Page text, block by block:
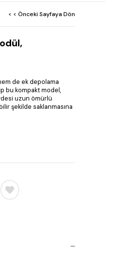
< < Önceki Sayfaya Dön
de ek depolama
bu kompakt model,
uzun ömürlü
şekilde saklanmasına